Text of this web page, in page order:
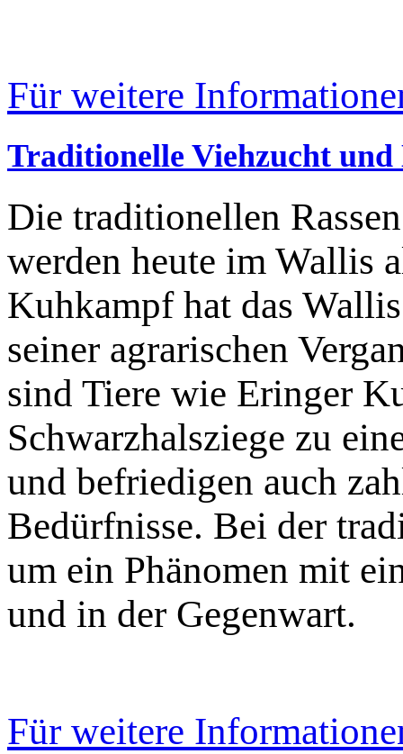
Für weitere
Traditionelle Viehzucht
Die traditionellen
werden heute im Wallis
Kuhkampf hat das
seiner agrarischen
sind Tiere wie Eringer
Schwarzhalsziege zu
und befriedigen auch
Bedürfnisse. Bei der
um ein Phänomen mit
und in der Gegenwart.
Für weitere